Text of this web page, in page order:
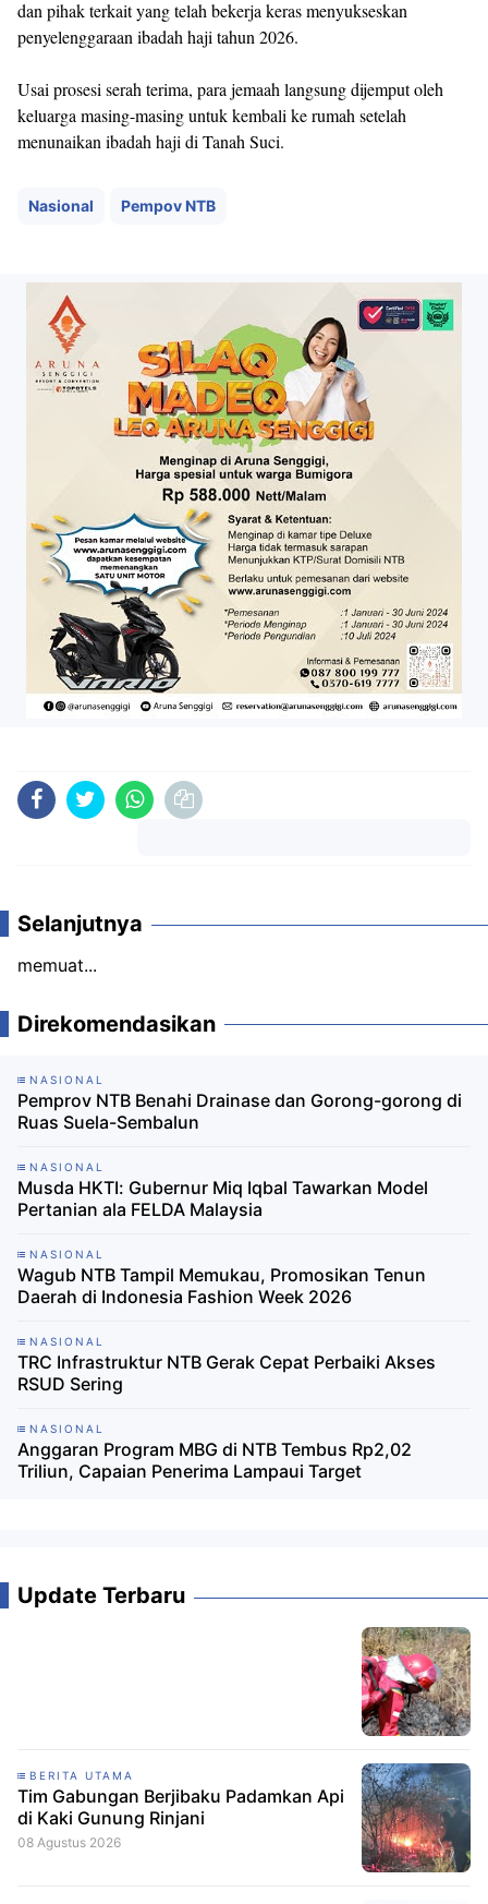
dan pihak terkait yang telah bekerja keras menyukseskan
penyelenggaraan ibadah haji tahun 2026.
Usai prosesi serah terima, para jemaah langsung dijemput oleh
keluarga masing-masing untuk kembali ke rumah setelah
menunaikan ibadah haji di Tanah Suci.
Nasional Pempov NTB
Selanjutnya
memuat...
Direkomendasikan
NASIONAL
Pemprov NTB Benahi Drainase dan Gorong-gorong di
Ruas Suela-Sembalun
NASIONAL
Musda HKTI: Gubernur Miq Iqbal Tawarkan Model
Pertanian ala FELDA Malaysia
NASIONAL
Wagub NTB Tampil Memukau, Promosikan Tenun
Daerah di Indonesia Fashion Week 2026
NASIONAL
TRC Infrastruktur NTB Gerak Cepat Perbaiki Akses
RSUD Sering
NASIONAL
Anggaran Program MBG di NTB Tembus Rp2,02
Triliun, Capaian Penerima Lampaui Target
Update Terbaru
BERITA UTAMA
Tim Gabungan Berjibaku Padamkan Api
di Kaki Gunung Rinjani
08 Agustus 2026